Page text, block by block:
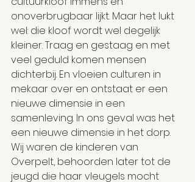
onoverbrugbaar lijkt. Maar het lukt
wel: die kloof wordt wel degelijk
kleiner. Traag en gestaag en met
veel geduld komen mensen
dichterbij. En vloeien culturen in
mekaar over en ontstaat er een
nieuwe dimensie in een
samenleving. In ons geval was het
een nieuwe dimensie in het dorp.
Wij waren de kinderen van
Overpelt, behoorden later tot de
jeugd die haar vleugels mocht